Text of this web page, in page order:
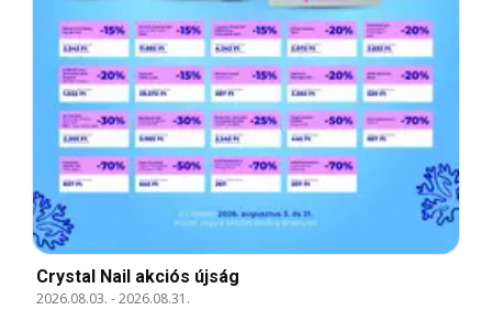
Crystal Nail akciós újság
2026.08.03. -2026.08.31.